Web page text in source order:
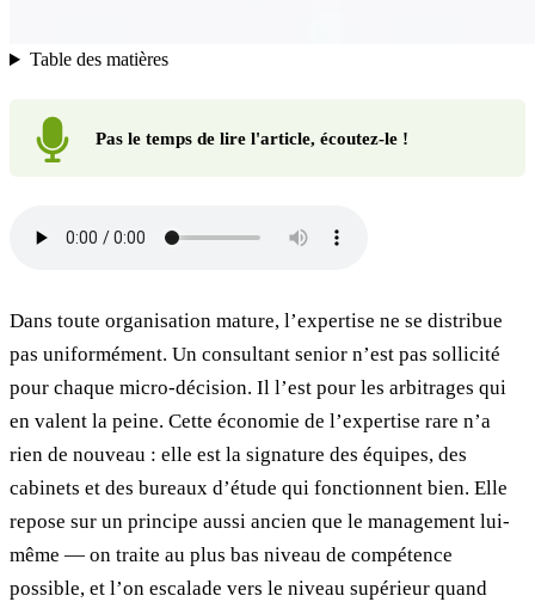
Table des matières
Pas le temps de lire l'article, écoutez-le !
Dans toute organisation mature, l’expertise ne se distribue
pas uniformément. Un consultant senior n’est pas sollicité
pour chaque micro-décision. Il l’est pour les arbitrages qui
en valent la peine. Cette économie de l’expertise rare n’a
rien de nouveau : elle est la signature des équipes, des
cabinets et des bureaux d’étude qui fonctionnent bien. Elle
repose sur un principe aussi ancien que le management lui-
même — on traite au plus bas niveau de compétence
possible, et l’on escalade vers le niveau supérieur quand